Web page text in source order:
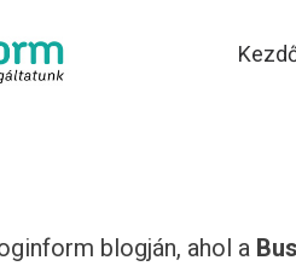
blogján, ahol a